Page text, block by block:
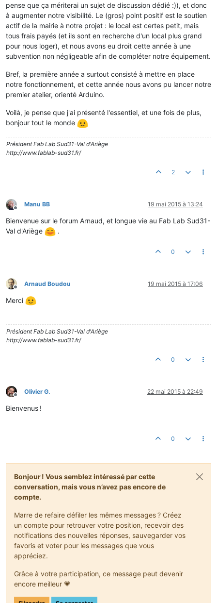
pense que ça mériterai un sujet de discussion dédié :)), et donc
à augmenter notre visibilité. Le (gros) point positif est le soutien
actif de la mairie à notre projet : le local est certes petit, mais
tous frais payés (et ils sont en recherche d'un local plus grand
pour nous loger), et nous avons eu droit cette année à une
subvention non négligeable afin de compléter notre équipement.
Bref, la première année a surtout consisté à mettre en place
notre fonctionnement, et cette année nous avons pu lancer notre
premier atelier, orienté Arduino.
Voilà, je pense que j'ai présenté l'essentiel, et une fois de plus,
bonjour tout le monde
Président Fab Lab Sud31-Val d'Ariège
http://www.fablab-sud31.fr/
2
Hors-ligne
Manu BB 19 mai 2015 à 13:24
Bienvenue sur le forum Arnaud, et longue vie au Fab Lab Sud31-
Val d'Ariège
.
0
Hors-ligne
Arnaud Boudou 19 mai 2015 à 17:06
Merci
Président Fab Lab Sud31-Val d'Ariège
http://www.fablab-sud31.fr/
0
Hors-ligne
Olivier G. 22 mai 2015 à 22:49
Bienvenus !
0
Bonjour ! Vous semblez intéressé par cette
conversation, mais vous n’avez pas encore de
compte.
Marre de refaire défiler les mêmes messages ? Créez
un compte pour retrouver votre position, recevoir des
notifications des nouvelles réponses, sauvegarder vos
favoris et voter pour les messages que vous
appréciez.
Grâce à votre participation, ce message peut devenir
encore meilleur 💗